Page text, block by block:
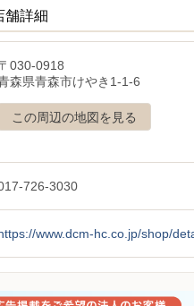
舗詳細
030-0918
森県青森市けやき1-1-6
この周辺の地図を見る
726-3030
www.dcm-hc.co.jp/shop/